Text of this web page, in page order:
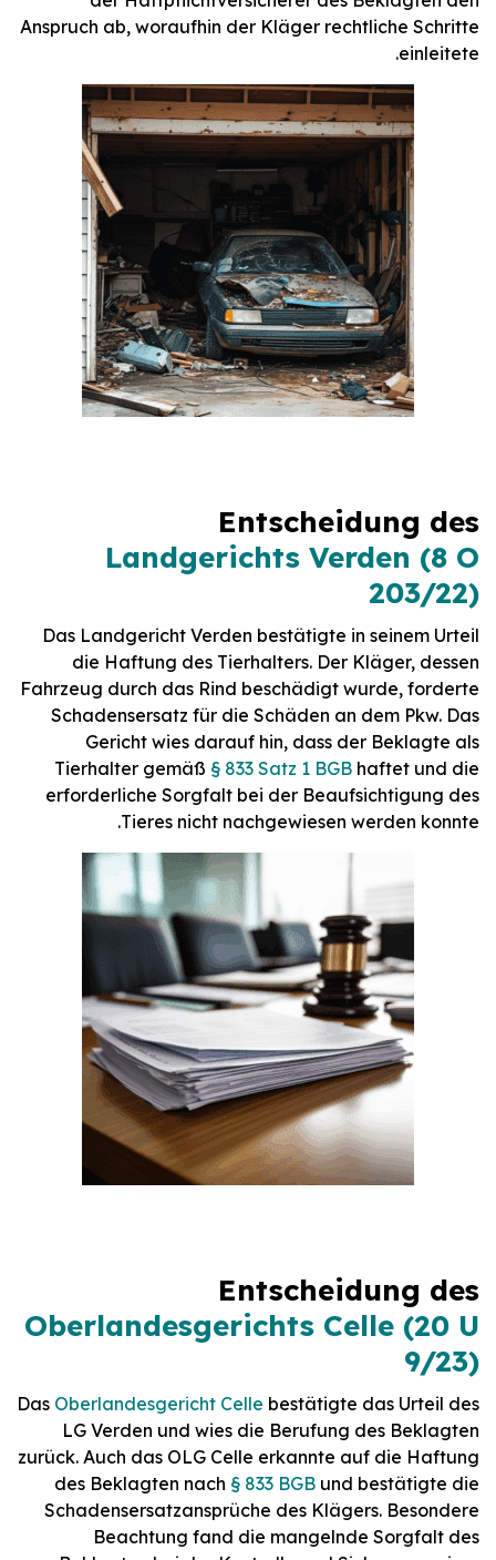
Anspruch ab, woraufhin der Kläger rechtliche Schritte
einleitete.
Entscheidung des
Landgerichts Verden (8 O
203/22)
Das Landgericht Verden bestätigte in seinem Urteil
die Haftung des Tierhalters. Der Kläger, dessen
Fahrzeug durch das Rind beschädigt wurde, forderte
Schadensersatz für die Schäden an dem Pkw. Das
Gericht wies darauf hin, dass der Beklagte als
Tierhalter gemäß § 833 Satz 1 BGB haftet und die
erforderliche Sorgfalt bei der Beaufsichtigung des
Tieres nicht nachgewiesen werden konnte.
Entscheidung des
Oberlandesgerichts Celle (20 U
9/23)
Das Oberlandesgericht Celle bestätigte das Urteil des
LG Verden und wies die Berufung des Beklagten
zurück. Auch das OLG Celle erkannte auf die Haftung
des Beklagten nach § 833 BGB und bestätigte die
Schadensersatzansprüche des Klägers. Besondere
Beachtung fand die mangelnde Sorgfalt des